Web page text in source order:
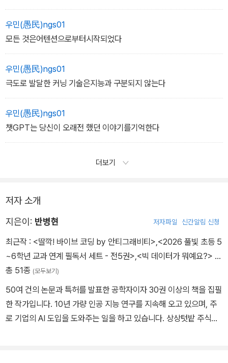
우민(愚民)ngs01
모든 것은어텐션으로부터시작되었다
우민(愚民)ngs01
극도로 발달한 커닝 기술은지능과 구분되지 않는다
우민(愚民)ngs01
챗GPT는 당신이 오래전 했던 이야기를기억한다
더보기
저자 소개
지은이: 반병현 저자파일 신간알림 신청
최근작 : <딸깍! 바이브 코딩 by 안티그래비티>,<2026 풀빛 초등 5
~6학년 교과 연계 필독서 세트 - 전5권>,<빅 데이터가 뭐예요?> …
총 51종 (모두보기)
50여 건의 논문과 특허를 발표한 공학자이자 30권 이상의 책을 집필
한 작가입니다. 10년 가량 인공 지능 연구를 지속해 오고 있으며, 주
로 기업의 AI 도입을 도와주는 일을 하고 있습니다. 상상텃밭 주식회